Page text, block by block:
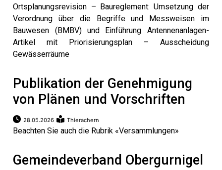
Ortsplanungsrevision – Baureglement: Umsetzung der
Verordnung über die Begriffe und Messweisen im
Bauwesen (BMBV) und Einführung Antennenanlagen-
Artikel mit Priorisierungsplan – Ausscheidung
Gewässerräume
Publikation der Genehmigung
von Plänen und Vorschriften
28.05.2026 Thierachern
Beachten Sie auch die Rubrik «Versammlungen»
Gemeindeverband Obergurnigel